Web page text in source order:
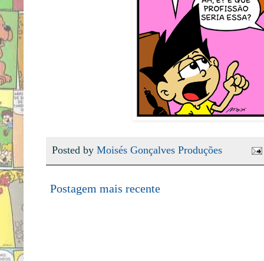
Posted by Moisés Gonçalves Produções
Postagem mais recente